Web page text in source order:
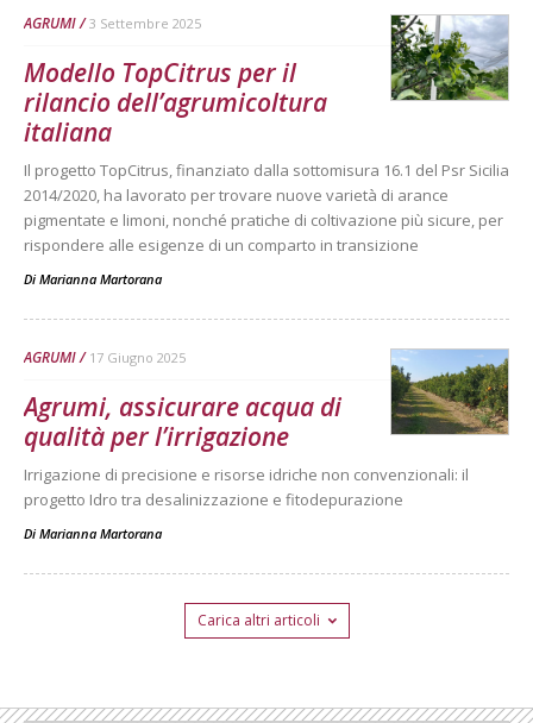
AGRUMI 3 Settembre 2025
Modello TopCitrus per il
rilancio dell’agrumicoltura
italiana
Il progetto TopCitrus, finanziato dalla sottomisura 16.1 del Psr Sicilia
2014/2020, ha lavorato per trovare nuove varietà di arance
pigmentate e limoni, nonché pratiche di coltivazione più sicure, per
rispondere alle esigenze di un comparto in transizione
Di Marianna Martorana
AGRUMI 17 Giugno 2025
Agrumi, assicurare acqua di
qualità per l’irrigazione
Irrigazione di precisione e risorse idriche non convenzionali: il
progetto Idro tra desalinizzazione e fitodepurazione
Di Marianna Martorana
Carica altri articoli